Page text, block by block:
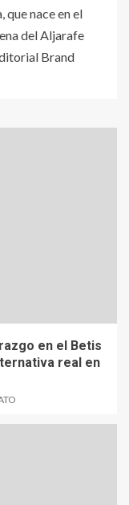
que nace en el
del Aljarafe
Brand
en el Betis
real en